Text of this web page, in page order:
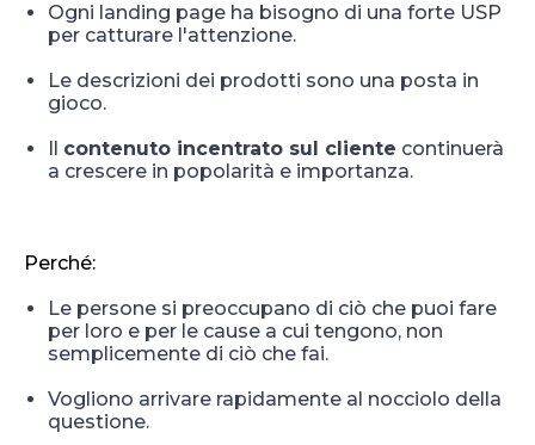
Ogni landing page ha bisogno di una forte USP
per catturare l'attenzione.
Le descrizioni dei prodotti sono una posta in
gioco.
contenuto incentrato sul cliente continuerà
a crescere in popolarità e importanza.
Perché:
Le persone si preoccupano di ciò che puoi fare
per loro e per le cause a cui tengono, non
semplicemente di ciò che fai.
Vogliono arrivare rapidamente al nocciolo della
questione.